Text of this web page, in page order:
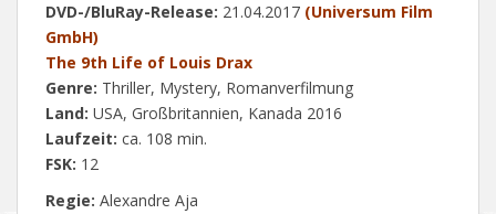
DVD-/BluRay-Release: 21.04.2017 (Universum Film
GmbH)
The 9th Life of Louis Drax
Genre: Thriller, Mystery, Romanverfilmung
Land: USA, Großbritannien, Kanada 2016
Laufzeit: ca. 108 min.
FSK: 12
Regie: Alexandre Aja